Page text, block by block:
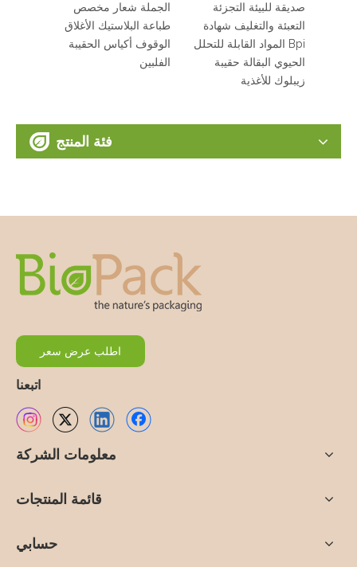
الجملة شعار مخصص
طباعة البلاستيك الأغلاق
الوقوف أكياس الحقيبة
الفلبين
صديقة للبيئة التجزئة
التعبئة والتغليف شهادة
Bpi المواد القابلة للتحلل
الحيوي البقالة حقيبة
زيبلوك للأغذية
فئة المنتج
اطلب عرض سعر
اتبعنا
معلومات الشركة
قائمة المنتجات
حسابي